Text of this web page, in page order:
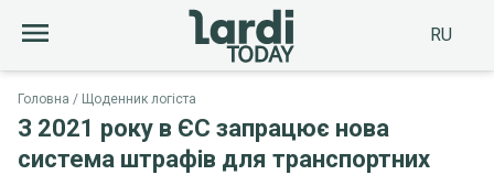
RU
Головна Щоденник логіста
З 2021 року в ЄС запрацює нова
система штрафів для транспортних